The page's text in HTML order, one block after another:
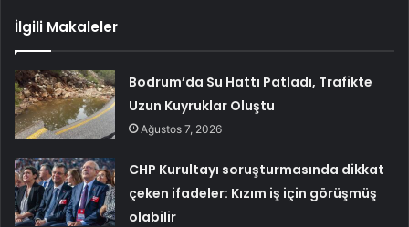
İlgili Makaleler
Bodrum’da Su Hattı Patladı, Trafikte
Uzun Kuyruklar Oluştu
Ağustos 7, 2026
CHP Kurultayı soruşturmasında dikkat
çeken ifadeler: Kızım iş için görüşmüş
olabilir